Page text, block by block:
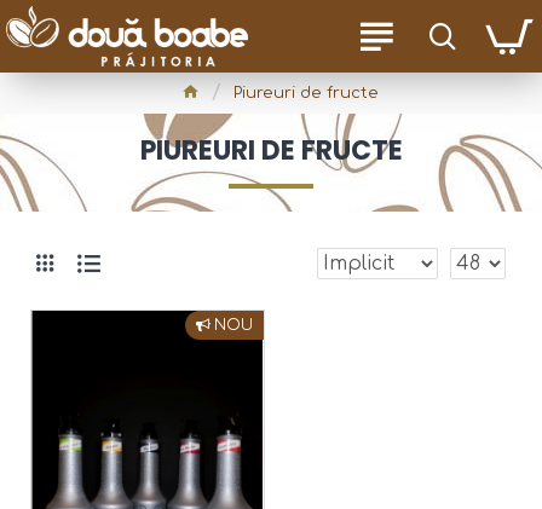
Piureuri de fructe
PIUREURI DE FRUCTE
NOU